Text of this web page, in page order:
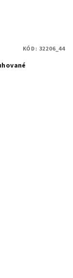
KÓD: 32206_44